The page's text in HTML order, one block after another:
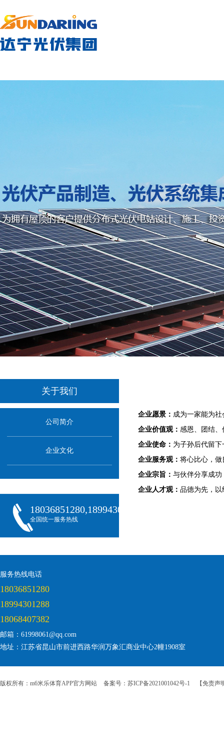
关于我们
公司简介
企业文化
18036851280,18994301288,18068407382
全国统一服务热线
企业愿景： 成为一家能为
企业价值观： 感恩、团结、
企业使命： 为子孙后代留下
企业服务观： 将心比心，做
企业宗旨： 与伙伴分享成
企业人才观： 品德为先，以
服务热线电话
18036851280
18994301288
18068407382
邮箱：61998061@qq.com
地址：江苏省昆山市前进西路华润万象汇商业中心2幢1908室
版权所有：m6米乐体育APP官方网站 备案号：苏ICP备2021001042号-1 【免责声